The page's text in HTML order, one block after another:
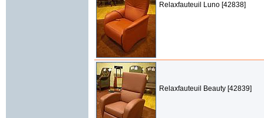
Relaxfauteuil Luno [42838]
Relaxfauteuil Beauty [42839]